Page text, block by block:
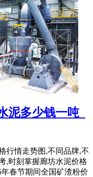
泥多少钱一吨_
行情走势图,不同品牌,不
,时刻掌握廊坊水泥价格
春节期间全国矿渣粉价